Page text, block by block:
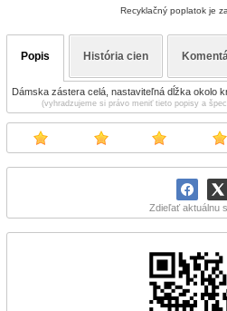
Zdieľať aktuálnu
Recyklačný poplatok je
Popis História cien
Dámska zástera celá, nastaviteľná dĺžka okolo
(vyhradzujeme si právo meniť tieto popisy a